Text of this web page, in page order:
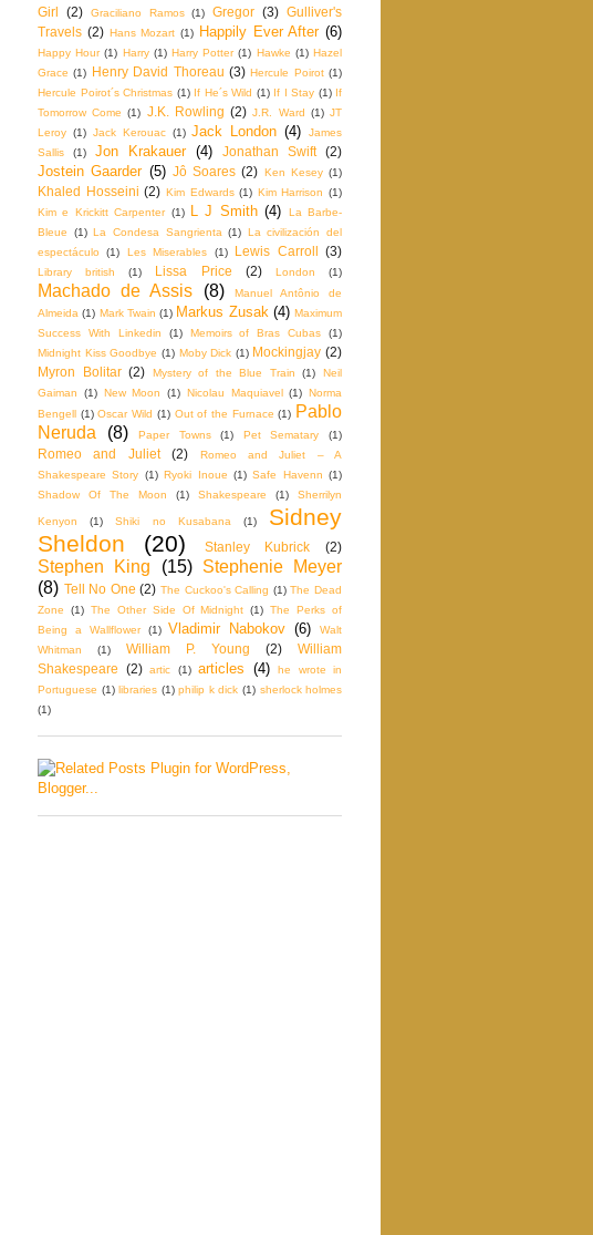
Girl
(2) Graciliano Ramos (1) Gregor (3) Gulliver's
Travels (2) Hans Mozart (1) Happily Ever After (6)
Happy Hour (1) Harry (1) Harry Potter (1) Hawke (1) Hazel
Grace (1) Henry David Thoreau (3) Hercule Poirot (1)
Hercule Poirot´s Christmas (1) If He´s Wild (1) If I Stay (1) If
Tomorrow Come (1) J.K. Rowling (2) J.R. Ward (1) JT
Leroy (1) Jack Kerouac (1) Jack London (4)
James
Sallis
(1) Jon Krakauer (4) Jonathan Swift (2)
Jostein Gaarder (5) Jô Soares (2) Ken Kesey (1)
Khaled Hosseini (2) Kim Edwards (1) Kim Harrison (1)
Kim e Krickitt Carpenter (1) L J Smith (4)
La Barbe‬-
Bleue
(1) La Condesa Sangrienta (1) La civilización del
espectáculo
(1) Les Miserables (1) Lewis Carroll (3)
Library british (1) Lissa Price (2) London (1)
Machado de Assis (8)
Manuel Antônio de
Almeida (1) Mark Twain (1) Markus Zusak (4) Maximum
Success With Linkedin
(1) Memoirs of Bras Cubas
(1)
Midnight Kiss Goodbye (1) Moby Dick (1) Mockingjay (2)
Myron Bolitar (2) Mystery of the Blue Train (1)
Neil
Gaiman
(1) New Moon (1) Nicolau Maquiavel (1) Norma
Bengell (1) Oscar Wild (1) Out of the Furnace (1) Pablo
Neruda
(8) Paper Towns (1) Pet Sematary (1)
Romeo and Juliet (2)
Romeo and Juliet – A
Shakespeare Story (1) Ryoki Inoue (1) Safe Havenn (1)
Shadow Of The Moon
(1) Shakespeare (1) Sherrilyn
Kenyon (1) Shiki no Kusabana (1)
Sidney
Sheldon
(20) Stanley Kubrick (2)
Stephen King (15)
Stephenie Meyer
(8) Tell No One (2) The Cuckoo's Calling (1) The Dead
Zone
(1) The Other Side Of Midnight (1) The Perks of
Being a Wallflower
(1) Vladimir Nabokov (6)
Walt
Whitman
(1) William P. Young (2)
William
Shakespeare
(2) artic (1) articles (4)
he wrote in
Portuguese (1) libraries (1) philip k dick (1) sherlock holmes
(1)